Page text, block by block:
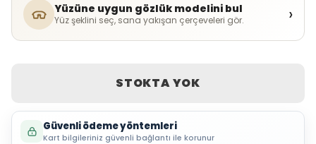
Yüzüne uygun gözlük modelini bul
Yüz şeklini seç, sana yakışan çerçeveleri gör. ›
STOKTA YOK
Güvenli ödeme yöntemleri
Kart bilgileriniz güvenli bağlantı ile korunur